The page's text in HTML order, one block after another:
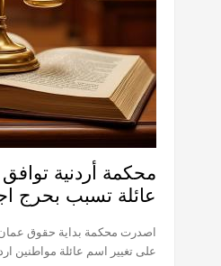
محكمة أردنية
عائلة تسبب بحرج
اصدرت محكمة بداية حقوق
على تغيير اسم عائلة مواطنين